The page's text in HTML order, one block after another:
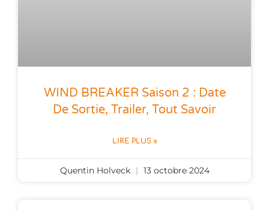
WIND BREAKER Saison 2 : Date
De Sortie, Trailer, Tout Savoir
LIRE PLUS »
Quentin Holveck 13 octobre 2024